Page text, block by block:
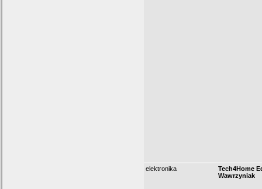
elektronika
Tech4Home
Wawrzyniak